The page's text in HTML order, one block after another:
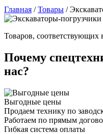
Главная /Товары /
Товаров, соответствующих
Почему
нас?
Выгодные цены
Продаем технику по
Работаем по прямым
Гибкая система оплаты